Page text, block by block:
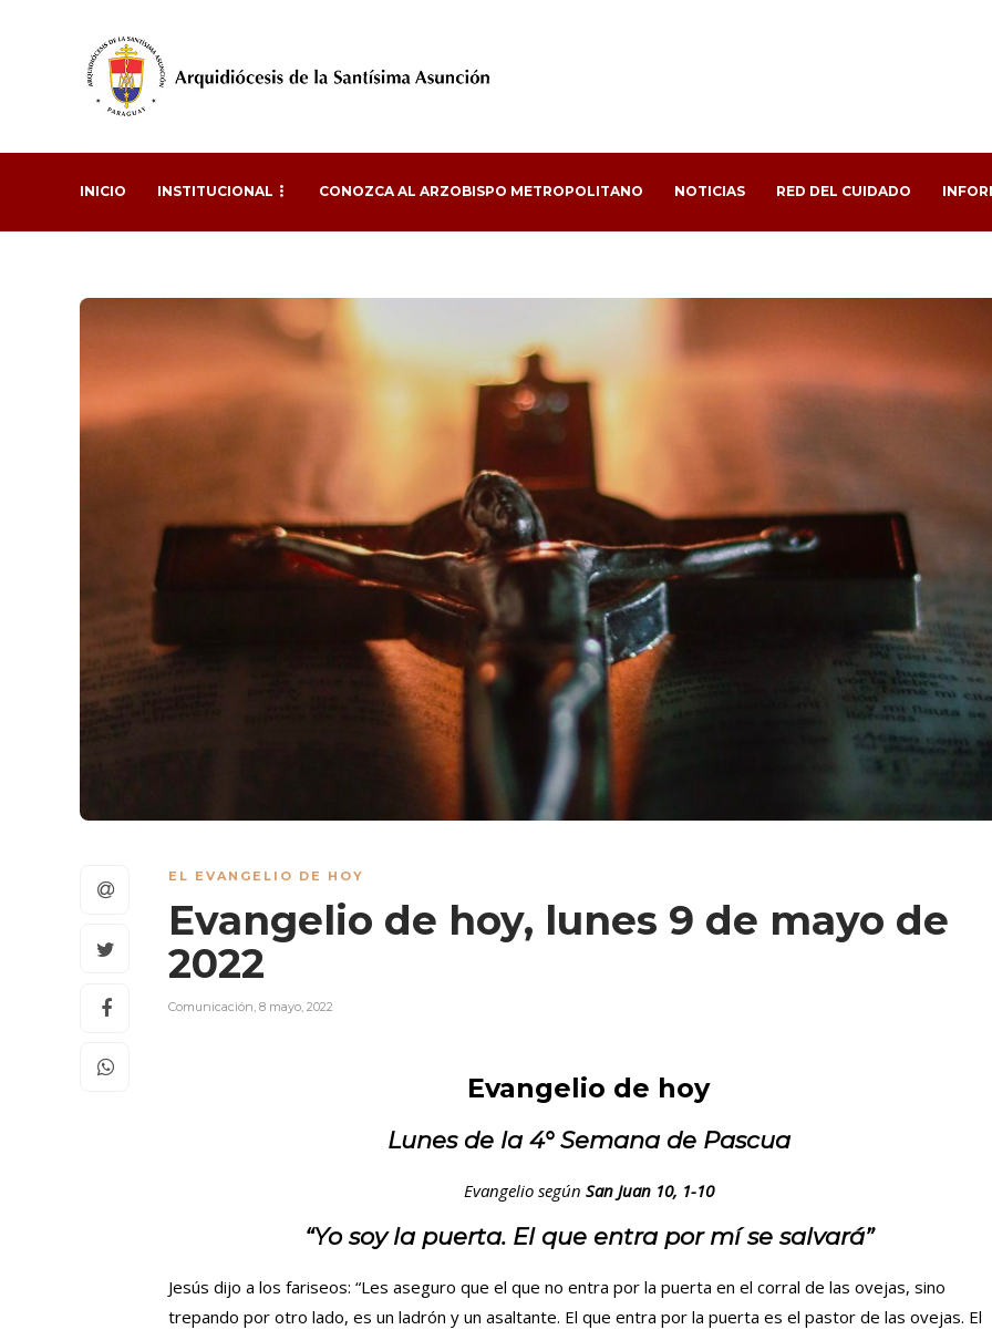
INICIO INSTITUCIONAL CONOZCA AL ARZOBISPO METROPOLITANO NOTICIAS RED DEL CUIDADO
EL EVANGELIO DE HOY
Evangelio de hoy, lunes 9 de mayo de
2022
Comunicación, 8 mayo, 2022
Evangelio de hoy
Lunes de la 4° Semana de Pascua
Evangelio según San Juan 10, 1-10
“Yo soy la puerta. El que entra por mí se salvará”
Jesús dijo a los fariseos: “Les aseguro que el que no entra por la puerta en el corral de las ovejas, sino
trepando por otro lado, es un ladrón y un asaltante. El que entra por la puerta es el pastor de las ovejas. El